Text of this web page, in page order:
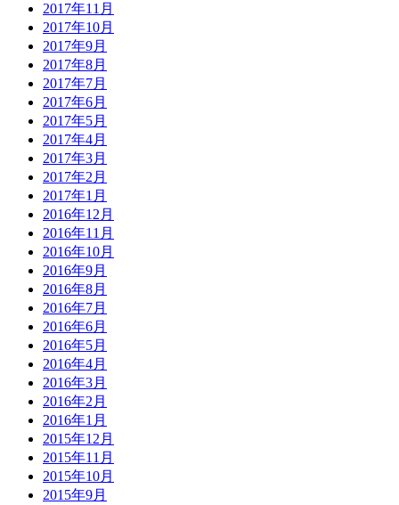
2017年11月
2017年10月
2017年9月
2017年8月
2017年7月
2017年6月
2017年5月
2017年4月
2017年3月
2017年2月
2017年1月
2016年12月
2016年11月
2016年10月
2016年9月
2016年8月
2016年7月
2016年6月
2016年5月
2016年4月
2016年3月
2016年2月
2016年1月
2015年12月
2015年11月
2015年10月
2015年9月